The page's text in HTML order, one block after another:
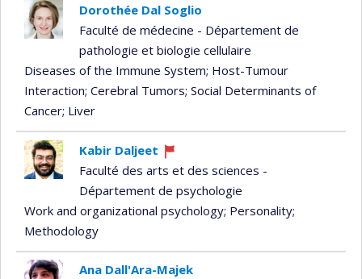
Dorothée Dal Soglio
Faculté de médecine - Département de
pathologie et biologie cellulaire
Diseases of the Immune System; Host-Tumour
Interaction; Cerebral Tumors; Social Determinants of
Cancer; Liver
Kabir Daljeet
Currently
recruiting
Faculté des arts et des sciences -
Département de psychologie
Work and organizational psychology; Personality;
Methodology
Ana Dall'Ara-Majek